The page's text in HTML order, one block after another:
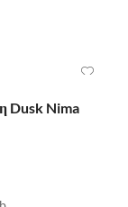
Dusk Nima